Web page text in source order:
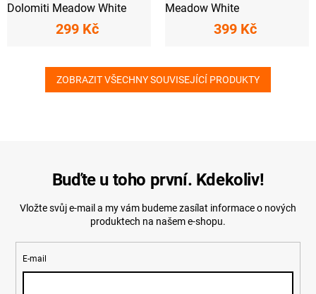
Dolomiti Meadow White
299 Kč
Meadow White
399 Kč
ZOBRAZIT VŠECHNY SOUVISEJÍCÍ PRODUKTY
Buďte u toho první. Kdekoliv!
Vložte svůj e-mail a my vám budeme zasílat informace o nových
produktech na našem e-shopu.
E-mail